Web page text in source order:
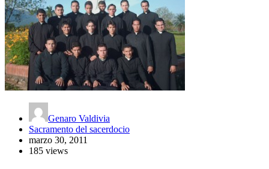
Genaro Valdivia
Sacramento del sacerdocio
marzo 30, 2011
185 views